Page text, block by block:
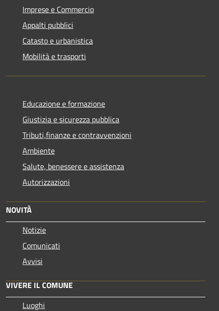
Imprese e Commercio
Appalti pubblici
Catasto e urbanistica
Mobilità e trasporti
Educazione e formazione
Giustizia e sicurezza pubblica
Tributi,finanze e contravvenzioni
Ambiente
Salute, benessere e assistenza
Autorizzazioni
NOVITÀ
Notizie
Comunicati
Avvisi
VIVERE IL COMUNE
Luoghi